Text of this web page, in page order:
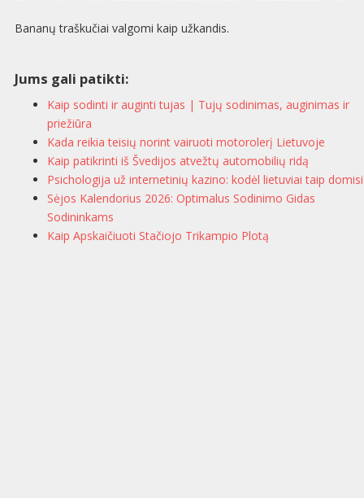
Bananų traškučiai valgomi kaip užkandis.
Jums gali patikti:
Kaip sodinti ir auginti tujas | Tujų sodinimas, auginimas ir
priežiūra
Kada reikia teisių norint vairuoti motorolerį Lietuvoje
Kaip patikrinti iš Švedijos atvežtų automobilių ridą
Psichologija už internetinių kazino: kodėl lietuviai taip
Sėjos Kalendorius 2026: Optimalus Sodinimo Gidas
Sodininkams
Kaip Apskaičiuoti Stačiojo Trikampio Plotą